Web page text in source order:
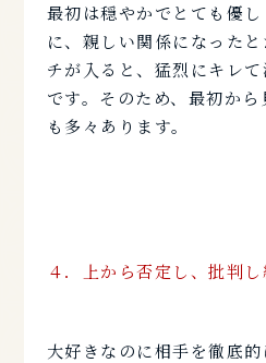
最初は穏やかでとても優
に、親しい関係になった
チが入ると、猛烈にキレ
です。そのため、最初か
も多々あります。
４．上から否定し、批判し
大好きなのに相手を徹底